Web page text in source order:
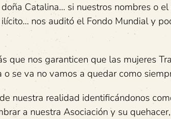
Catalina… si nuestros nombres o
nos auditó el Fondo Mundial y
que nos garanticen que las mujeres
o se va no vamos a quedar como
nuestra realidad identificándonos
a nuestra Asociación y su